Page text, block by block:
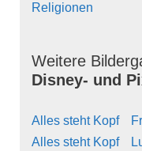
Religionen
Weitere
Disney- und
Alles steht Kopf
Alles steht Kopf